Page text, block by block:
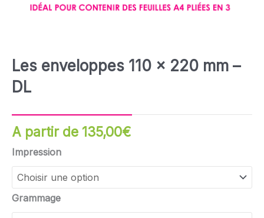
Les enveloppes 110 x 220 mm –
DL
A partir de 135,00€
Impression
Grammage
quantité
de
Les
enveloppes
110